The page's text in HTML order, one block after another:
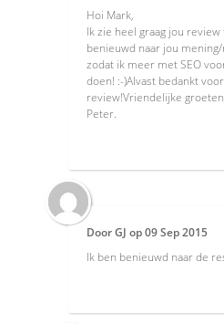
Hoi Mark,
Ik zie heel graag jou
benieuwd naar jou
zodat ik meer met SEO
doen! :-)Alvast bedankt
review!Vriendelijke
Peter.
DoorGJ op09 Sep 2015
Ik ben benieuwd naar de